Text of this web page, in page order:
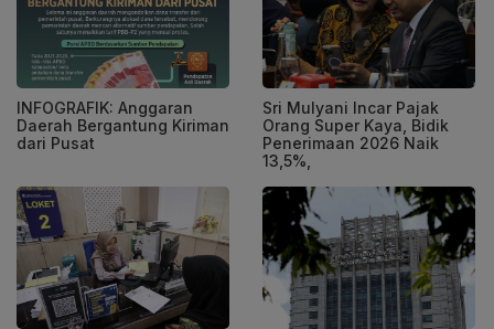
INFOGRAFIK: Anggaran
Daerah Bergantung Kiriman
dari Pusat
Sri Mulyani Incar Pajak
Orang Super Kaya, Bidik
Penerimaan 2026 Naik
13,5%,